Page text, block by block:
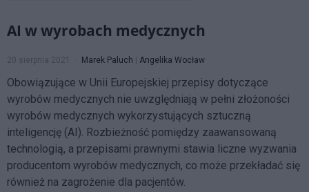
AI w wyrobach medycznych
20 sierpnia 2021 Marek Paluch Angelika Wocław
Obowiązujące w Unii Europejskiej przepisy dotyczące
wyrobów medycznych nie uwzględniają w pełni złożoności
wyrobów medycznych wykorzystujących sztuczną
inteligencję (AI). Rozbieżność pomiędzy zaawansowaną
technologią, a przepisami prawnymi stawia liczne wyzwania
producentom wyrobów medycznych, co może przekładać się
również na zagrożenie dla pacjentów.